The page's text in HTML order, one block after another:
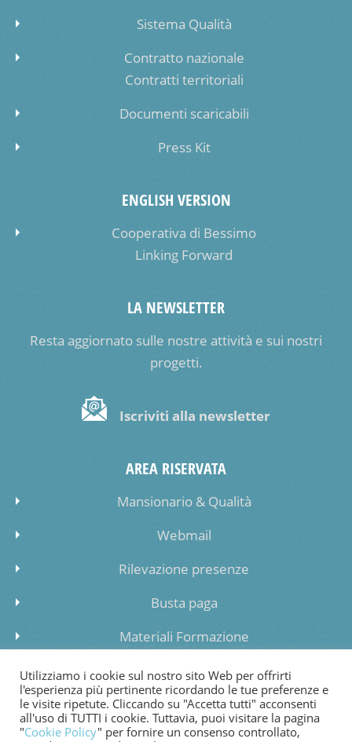
Sistema Qualità
Contratto nazionale
Contratti territoriali
Documenti scaricabili
Press Kit
ENGLISH VERSION
Cooperativa di Bessimo
Linking Forward
LA NEWSLETTER
Resta aggiornato sulle nostre attività e sui nostri
progetti.
Iscriviti alla newsletter
AREA RISERVATA
Mansionario & Qualità
Webmail
Rilevazione presenze
Busta paga
Materiali Formazione
Inserimento dati lista di attesa
Utilizziamo i cookie sul nostro sito Web per offrirti
l'esperienza più pertinente ricordando le tue preferenze e
le visite ripetute. Cliccando su "Accetta tutti" acconsenti
all'uso di TUTTI i cookie. Tuttavia, puoi visitare la pagina
"Cookie Policy" per fornire un consenso controllato,